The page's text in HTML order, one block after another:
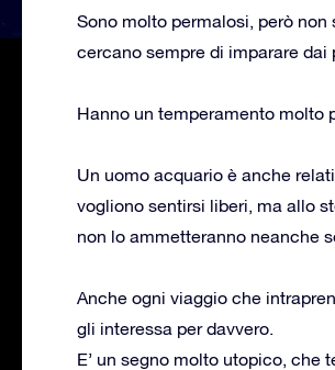
Sono molto permalosi, però
cercano sempre di imparare dai
Hanno un temperamento molto
Un uomo acquario è anche
vogliono sentirsi liberi, ma allo
non lo ammetteranno neanche
Anche ogni viaggio che
gli interessa per davvero.
E’ un segno molto utopico, che